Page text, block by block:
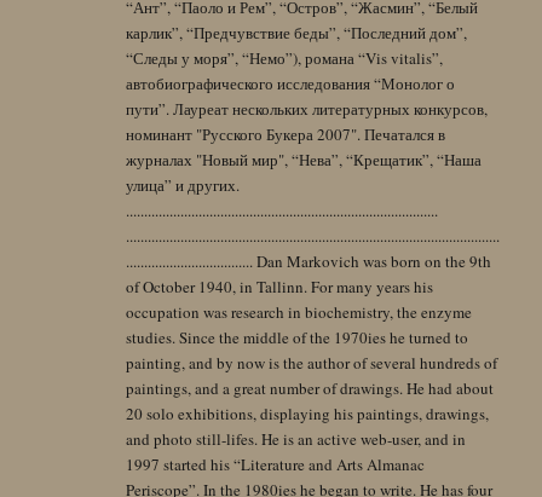
“Ант”, “Паоло и Рем”, “Остров”, “Жасмин”, “Белый
карлик”, “Предчувствие беды”, “Последний дом”,
“Следы у моря”, “Немо”), романа “Vis vitalis”,
автобиографического исследования “Монолог о
пути”. Лауреат нескольких литературных конкурсов,
номинант "Русского Букера 2007". Печатался в
журналах "Новый мир", “Нева”, “Крещатик”, “Наша
улица” и других.
......................................................................................
.......................................................................................................
................................... Dan Markovich was born on the 9th
of October 1940, in Tallinn. For many years his
occupation was research in biochemistry, the enzyme
studies. Since the middle of the 1970ies he turned to
painting, and by now is the author of several hundreds of
paintings, and a great number of drawings. He had about
20 solo exhibitions, displaying his paintings, drawings,
and photo still-lifes. He is an active web-user, and in
1997 started his “Literature and Arts Almanac
Periscope”. In the 1980ies he began to write. He has four